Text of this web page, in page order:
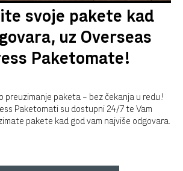
svoje pakete kad
uz Overseas
Paketomate!
preuzimanje paketa – bez čekanja u redu!
Paketomati su dostupni 24/7 te Vam
pakete kad god vam najviše odgovara.